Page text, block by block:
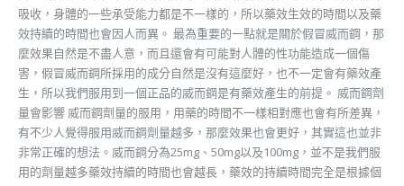
吸收，身體的一些承受能力都是不一樣的，所以藥效生效的時間以及藥
效持續的時間也會因人而異。 最為重要的一點就是關於假冒威而鋼，那
麼效果自然是不盡人意，而且還會有可能對人體的性功能造成一個傷
害，假冒威而鋼所採用的成分自然是沒有這麼好，也不一定會有藥效產
生，所以我們服用到一個正品的威而鋼是有藥效產生的前提。 威而鋼劑
量會影響 威而鋼劑量的服用，用藥的時間不一樣相對應也會有所差異，
有不少人覺得服用威而鋼劑量越多，那麼效果也會更好，其實這也並非
非常正確的想法。威而鋼分為25mg、50mg以及100mg，並不是我們服
用的劑量越多藥效持續的時間也會越長，藥效的持續時間完全是根據個